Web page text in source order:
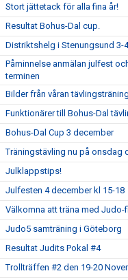
Stort jättetack för alla fina år!
Resultat Bohus-Dal cup.
Distriktshelg i Stenungsund 3-
Påminnelse anmälan julfest
terminen
Bilder från våran tävlingsträning.
Funktionärer till Bohus-Dal
Bohus-Dal Cup 3 december
Träningstävling nu på onsdag
Julklappstips!
Julfesten 4 december kl 15-18
Välkomna att träna med
Judo5 samträning i Göteborg
Resultat Judits Pokal #4
Trollträffen #2 den 19-20